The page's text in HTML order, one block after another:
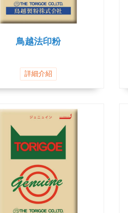
鳥越法印粉
詳細介紹